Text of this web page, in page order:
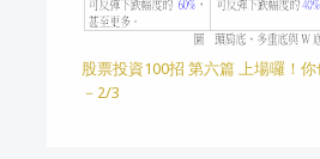
股票投資100招 第六篇 上場囉！
－2/3